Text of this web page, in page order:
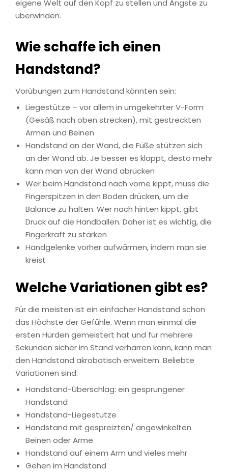
eigene Welt auf den Kopf zu stellen und Ängste zu
überwinden.
Wie schaffe ich einen
Handstand?
Vorübungen zum Handstand könnten sein:
Liegestütze – vor allem in umgekehrter V-Form
(Gesäß nach oben strecken), mit gestreckten
Armen und Beinen
Handstand an der Wand, die Füße stützen sich
an der Wand ab. Je besser es klappt, desto mehr
kann man von der Wand abrücken
Wer beim Handstand nach vorne kippt, muss die
Fingerspitzen in den Boden drücken, um die
Balance zu halten. Wer nach hinten kippt, gibt
Druck auf die Handballen. Daher ist es wichtig, die
Fingerkraft zu stärken
Handgelenke vorher aufwärmen, indem man sie
kreist
Welche Variationen gibt es?
Für die meisten ist ein einfacher Handstand schon
das Höchste der Gefühle. Wenn man einmal die
ersten Hürden gemeistert hat und für mehrere
Sekunden sicher im Stand verharren kann, kann man
den Handstand akrobatisch erweitern. Beliebte
Variationen sind:
Handstand-Überschlag: ein gesprungener
Handstand
Handstand-Liegestütze
Handstand mit gespreizten/ angewinkelten
Beinen oder Arme
Handstand auf einem Arm und vieles mehr
Gehen im Handstand